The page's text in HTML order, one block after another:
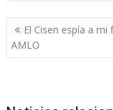
Navegación
de
entradas
El Cisen espía a mi
AMLO